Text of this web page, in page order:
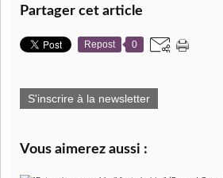
Partager cet article
Repost 0
S'inscrire à la newsletter
Vous aimerez aussi :